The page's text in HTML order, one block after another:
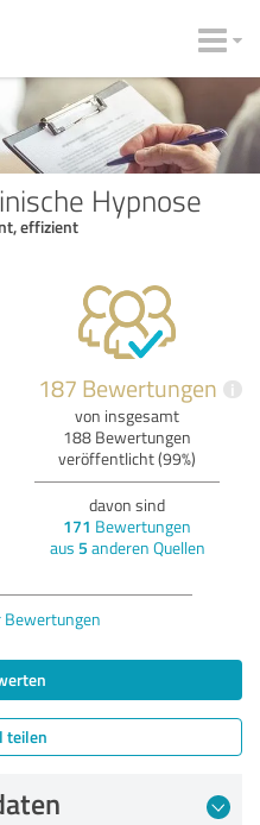
Hypnose
effizient
187 Bewertungen i
von insgesamt
188 Bewertungen
veröffentlicht (99%)
davon sind
171 Bewertungen
aus 5 anderen Quellen
Bewertungen
teilen